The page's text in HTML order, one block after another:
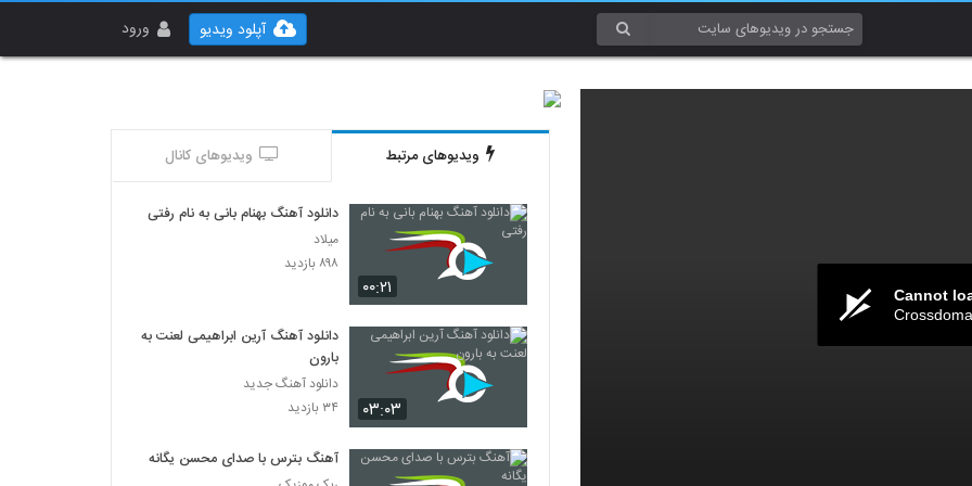
ورود آپلود ویدیو
Cannot
ویدیوهای مرتبط ویدیوهای کانال
۰۰:۲۱
دانلود آهنگ بهنام بانی به نام رفتی
میلاد
۸۹۸ بازدید
۰۳:۰۳
دانلود آهنگ آرین ابراهیمی لعنت به
بارون
دانلود آهنگ جدید
۳۴ بازدید
آهنگ بترس با صدای محسن یگانه